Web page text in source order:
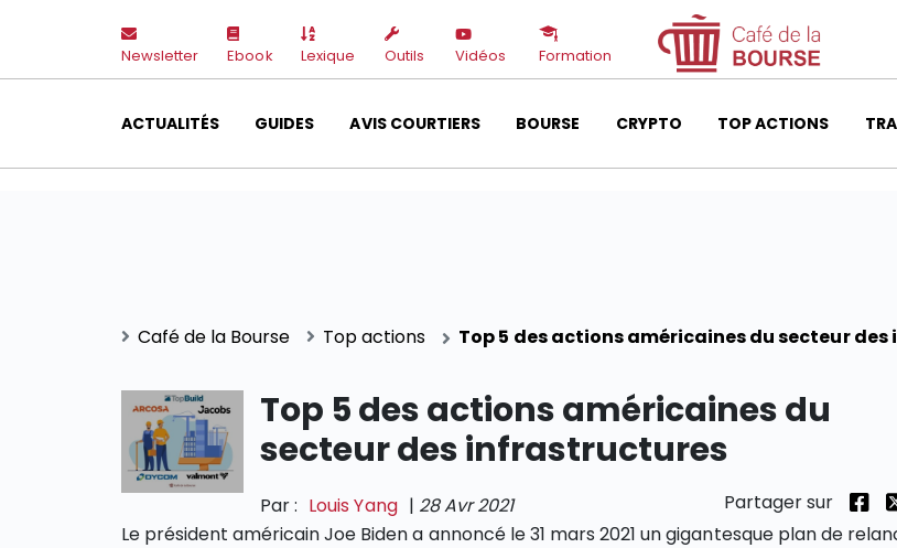
Newsletter Ebook Lexique Outils Vidéos Formation
ACTUALITÉS GUIDES AVIS COURTIERS BOURSE CRYPTO TOP ACTIONS
Café de la Bourse Top actions Top 5 des actions américaines du secteur
Top 5 des actions américaines du
secteur des infrastructures
Par : Louis Yang | 28 Avr 2021
Partager sur
Le président américain Joe Biden a annoncé le 31 mars 2021 un gigantesque plan de